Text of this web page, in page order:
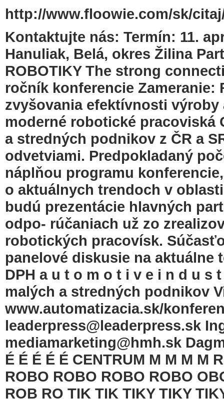
http://www.floowie.com/sk/
Kontaktujte nás: Termín: 11.
Hanuliak, Belá, okres Žilina
ROBOTIKY The strong
ročník konferencie
zvyšovania efektívnosti
moderné robotické
a stredných podnikov z ČR a
odvetviami. Predpokladaný
náplňou programu
o aktuálnych trendoch v
budú prezentácie hlavných
odpo- rúčaniach už zo
robotických pracovísk.
panelové diskusie na aktuálne
DPH a u t o m o t i v e i n d u
malých a stredných podnikov
www.automatizacia.sk/
leaderpress@leaderpress.sk
mediamarketing@hmh.sk
É É É É É CENTRUM M M M M
ROBO ROBO ROBO ROBO
ROB RO TIK TIK TIKY TIKY